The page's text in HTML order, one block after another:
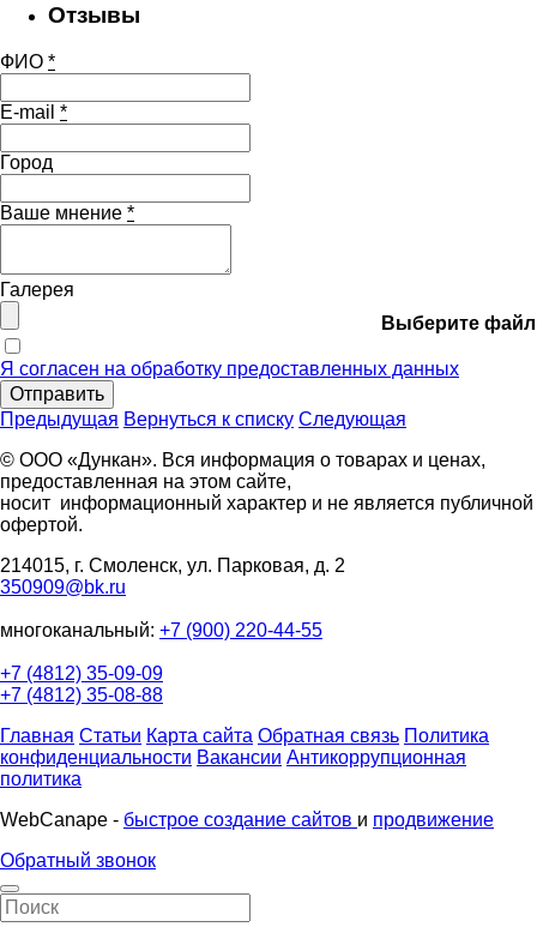
Отзывы
ФИО *
E-mail *
Город
Ваше мнение *
Галерея
Выберите файл
Я согласен на обработку предоставленных данных
Отправить
Предыдущая Вернуться к списку Следующая
© ООО «Дункан». Вся информация о товарах и ценах,
предоставленная на этом сайте,
носит информационный характер и не является публичной
офертой.
214015, г. Смоленск, ул. Парковая, д. 2
350909@bk.ru
многоканальный: +7 (900) 220-44-55
+7 (4812) 35-09-09
+7 (4812) 35-08-88
Главная Статьи Карта сайта Обратная связь Политика
конфиденциальности Вакансии Антикоррупционная
политика
WebCanape - быстрое создание сайтов и продвижение
Обратный звонок